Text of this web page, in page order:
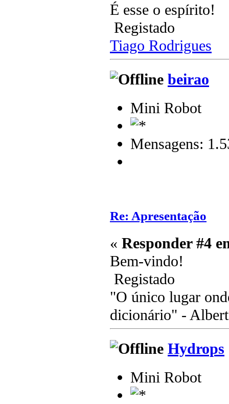
É esse o espírito!
Registado
Tiago Rodrigues
beirao
Mini Robot
Mensagens:
Re: Apresentação
« Responder #4
Bem-vindo!
Registado
"O único lugar
dicionário" -
Hydrops
Mini Robot